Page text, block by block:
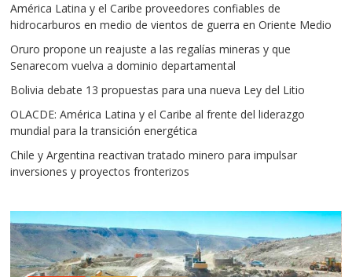
América Latina y el Caribe proveedores confiables de
hidrocarburos en medio de vientos de guerra en Oriente Medio
Oruro propone un reajuste a las regalías mineras y que
Senarecom vuelva a dominio departamental
Bolivia debate 13 propuestas para una nueva Ley del Litio
OLACDE: América Latina y el Caribe al frente del liderazgo
mundial para la transición energética
Chile y Argentina reactivan tratado minero para impulsar
inversiones y proyectos fronterizos
Mineria Mundo